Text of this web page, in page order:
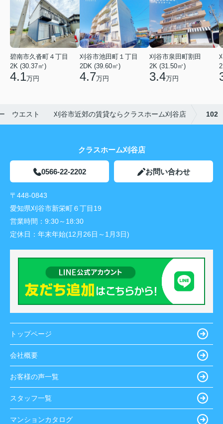
碧南市久沓町４丁目
2K (30.37㎡)
4.1万円
刈谷市池田町１丁目
2DK (39.60㎡)
4.7万円
刈谷市泉田町割田
2K (31.50㎡)
3.4万円
ウエスト 刈谷市近郊の賃貸ならクラスホーム刈谷店 102
クラスホーム刈谷店
0566-22-2202 お問い合わせ
〒448-0843
愛知県刈谷市新栄町６丁目19
営業時間： 9:30～18:30
定休日： 年末年始(12月26日～1月3日)
トップページ
会社概要
お客様の声一覧
スタッフ一覧
マンションカタログ